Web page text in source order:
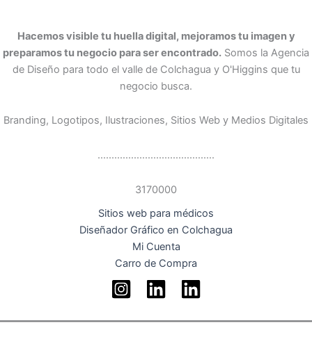
Hacemos visible tu huella digital, mejoramos tu imagen y
preparamos tu negocio para ser encontrado. Somos la Agencia
de Diseño para todo el valle de Colchagua y O'Higgins que tu
negocio busca.
Branding, Logotipos, Ilustraciones, Sitios Web y Medios Digitales
..........................................
3170000
Sitios web para médicos
Diseñador Gráfico en Colchagua
Mi Cuenta
Carro de Compra